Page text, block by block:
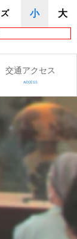
小 大
交通アクセス
ACCESS